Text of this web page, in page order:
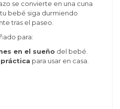
se convierte en una cuna
bebé siga durmiendo
tras el paseo.
para:
en el sueño del bebé.
para usar en casa.